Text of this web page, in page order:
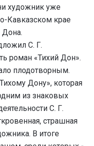
художник уже
Кавказском крае
Дона.
С. Г.
роман «Тихий Дон».
плодотворным.
Дону», которая
из знаковых
С. Г.
страшная
В итоге